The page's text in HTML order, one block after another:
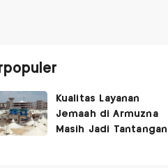
Kualitas Layanan
Jemaah di Armuzna
Masih Jadi Tantangan